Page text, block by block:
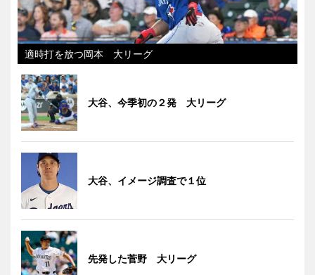
適時打を放つ岡本 大リーグ
大谷、今季初の２発 大リーグ
大谷、イメージ調査で１位
先発した菅野 大リーグ